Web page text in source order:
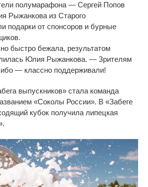
полумарафона — Сергей Попов
Рыжанкова из Старого
подарки от спонсоров и бурные
быстро бежала, результатом
Юлия Рыжанкова. — Зрителям
— классно поддерживали!
выпускников» стала команда
«Соколы России». В «Забеге
кубок получила липецкая
.